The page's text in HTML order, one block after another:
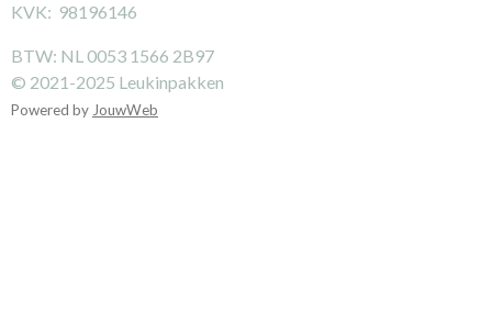
KVK: 98196146
BTW: NL 0053 1566 2B97
© 2021-2025 Leukinpakken
Powered by JouwWeb